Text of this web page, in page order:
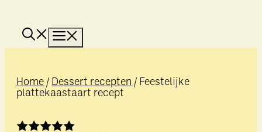
inhoud
Home / Dessert recepten / Feestelijke
plattekaastaart recept